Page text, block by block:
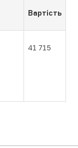
Вартість
41 715